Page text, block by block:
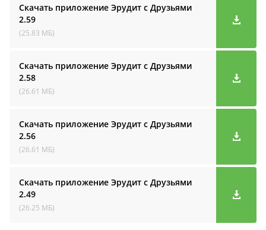
Скачать приложение Эрудит с Друзьями
2.59
(25.83 МБ)
Скачать приложение Эрудит с Друзьями
2.58
(26.61 МБ)
Скачать приложение Эрудит с Друзьями
2.56
(26.61 МБ)
Скачать приложение Эрудит с Друзьями
2.49
(26.25 МБ)